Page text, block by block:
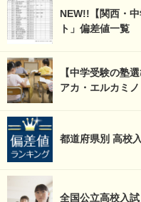
NEW!!【関西・
ト」偏差値一覧
【中学受験の塾
アカ・エルカミ
都道府県別 高校
全国公立高校入試